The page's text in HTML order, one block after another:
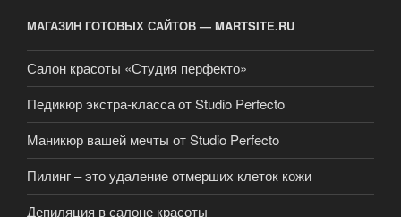
МАГАЗИН ГОТОВЫХ САЙТОВ — MARTSITE.RU
Салон красоты «Студия перфекто»
Педикюр экстра-класса от Studio Perfecto
Маникюр вашей мечты от Studio Perfecto
Пилинг – это удаление отмерших клеток кожи
Депиляция в салоне красоты